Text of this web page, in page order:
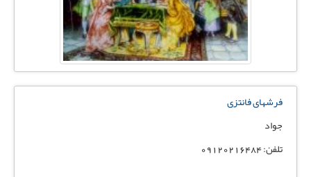
فرشهای فانتزی
جواد
تلفن: ۰۹۱۲۰۲۱۶۴۸۴